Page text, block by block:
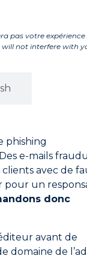
des
pas votre
will not interfere with
phishing
e-mails
avec de
pour un
donc
avant de
domaine de